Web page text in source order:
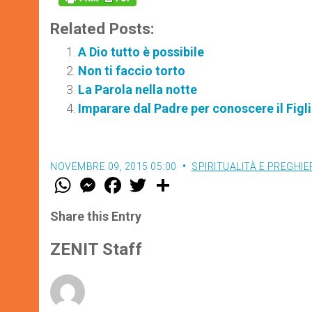
Related Posts:
A Dio tutto è possibile
Non ti faccio torto
La Parola nella notte
Imparare dal Padre per conoscere il
NOVEMBRE 09, 2015 05:00 SPIRITUALITÀ E
W
t
s
p
p
M
e
s
e
g
e
F
a
e
b
o
k
w
Share this Entry
ZENIT Staff